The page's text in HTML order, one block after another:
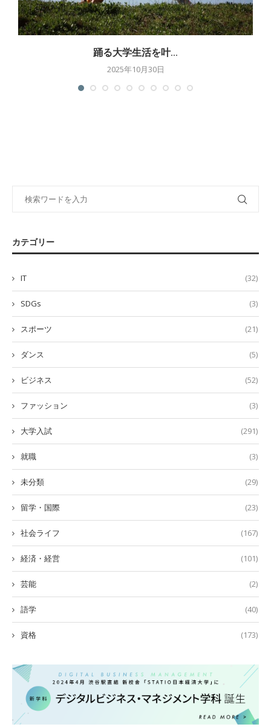
踊る大学生活を叶...
2025年10月30日
カテゴリー
IT (32)
SDGs (3)
スポーツ (21)
ダンス (5)
ビジネス (52)
ファッション (3)
大学入試 (291)
就職 (3)
未分類 (29)
留学・国際 (23)
社会ライフ (167)
経済・経営 (101)
芸能 (2)
語学 (40)
資格 (173)